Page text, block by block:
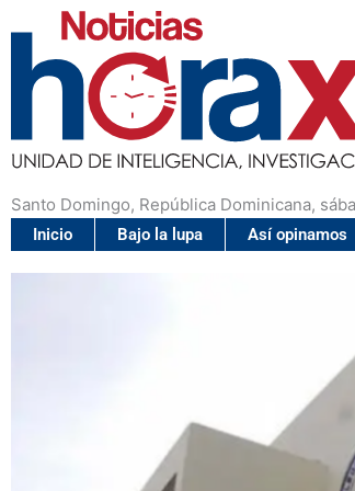
Santo Domingo, República Dominicana,
Inicio Bajo la lupa Así opinamos